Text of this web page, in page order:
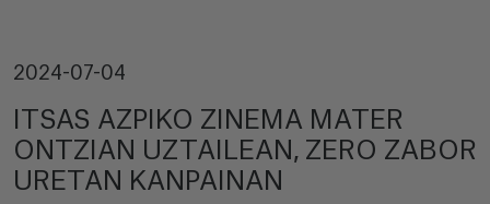
2024-07-04
ITSAS AZPIKO ZINEMA MATER
ONTZIAN UZTAILEAN, ZERO ZABOR
URETAN KANPAINAN